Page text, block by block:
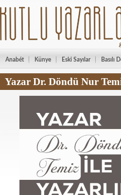
Anabét Künye Eski Sayılar Basılı
Yazar Dr. Döndü Nur